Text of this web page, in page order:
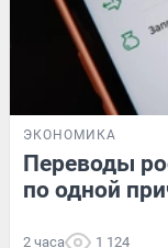
ЭКОНОМИКА
Переводы
по одной
2 часа 1 124